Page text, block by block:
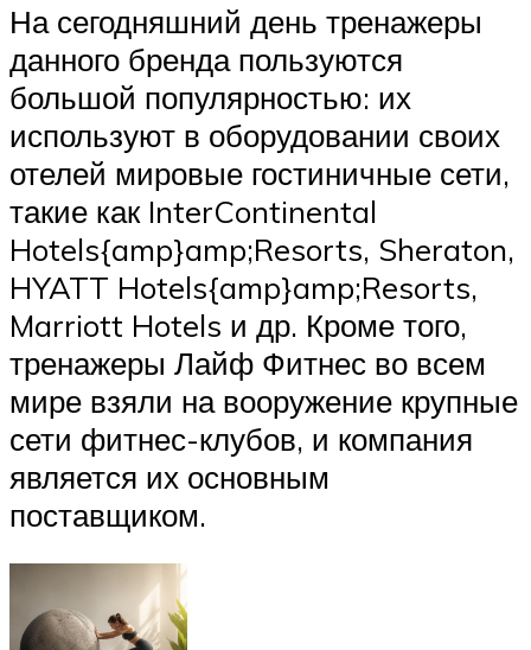
На сегодняшний день тренажеры
данного бренда пользуются
большой популярностью: их
используют в оборудовании своих
отелей мировые гостиничные сети,
такие как InterContinental
Hotels{amp}amp;Resorts, Sheraton,
HYATT Hotels{amp}amp;Resorts,
Marriott Hotels и др. Кроме того,
тренажеры Лайф Фитнес во всем
мире взяли на вооружение крупные
сети фитнес-клубов, и компания
является их основным
поставщиком.